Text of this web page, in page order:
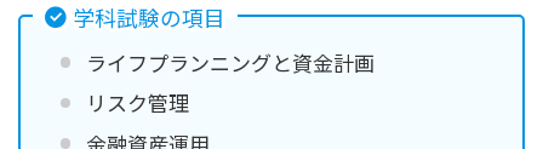
学科試験の項目
ライフプランニングと資金計画
リスク管理